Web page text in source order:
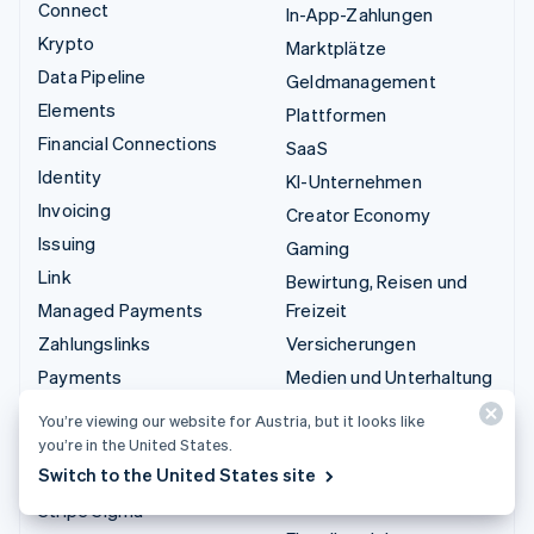
Connect
Krypto
Data Pipeline
Elements
Financial Connections
Identity
Invoicing
Issuing
Link
Managed Payments
Zahlungslinks
Payments
Radar
Revenue Recognition
Stripe Sigma
In-App-Zahlungen
Marktplätze
Geldmanagement
Plattformen
SaaS
KI-Unternehmen
Creator Economy
Gaming
Bewirtung, Reisen und
Freizeit
Versicherungen
Medien und Unterhaltung
Fachdienstleistungen
You’re viewing our website for Austria, but it looks like
you’re in the United States.
Switch to the United States site